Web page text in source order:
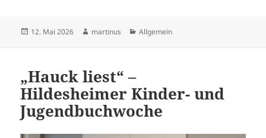
Veröffentlicht
12. Mai 2026 Autor
martinus Kategorien
Allgemein
„Hauck liest“ –
Hildesheimer Kinder- und
Jugendbuchwoche